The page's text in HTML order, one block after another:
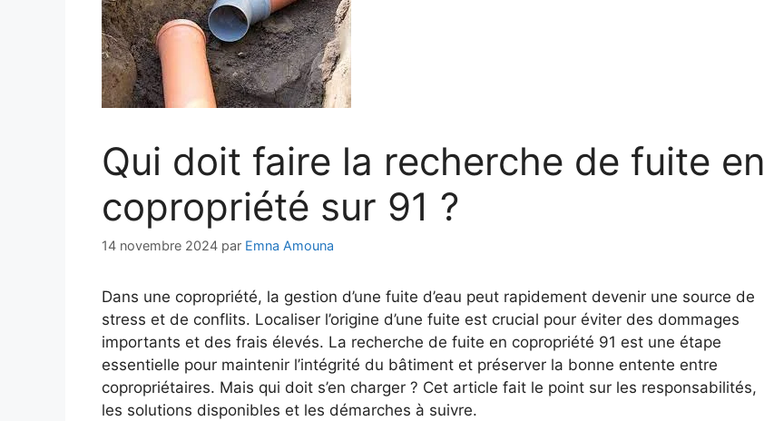
Qui doit faire la recherche de fuite en
copropriété sur 91 ?
14 novembre 2024 par Emna Amouna
Dans une copropriété, la gestion d’une fuite d’eau peut rapidement devenir une source de
stress et de conflits. Localiser l’origine d’une fuite est crucial pour éviter des dommages
importants et des frais élevés. La recherche de fuite en copropriété 91 est une étape
essentielle pour maintenir l’intégrité du bâtiment et préserver la bonne entente entre
copropriétaires. Mais qui doit s’en charger ? Cet article fait le point sur les responsabilités,
les solutions disponibles et les démarches à suivre.